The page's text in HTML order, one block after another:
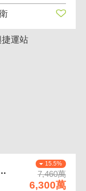
15.5%
7,460萬
6,300萬
雙敦學區 一層一戶